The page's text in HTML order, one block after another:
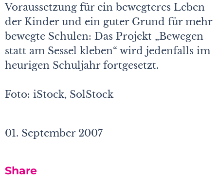
Voraussetzung für ein bewegteres Leben
der Kinder und ein guter Grund für mehr
bewegte Schulen: Das Projekt „Bewegen
statt am Sessel kleben“ wird jedenfalls im
heurigen Schuljahr fortgesetzt.
Foto: iStock, SolStock
01. September 2007
Share